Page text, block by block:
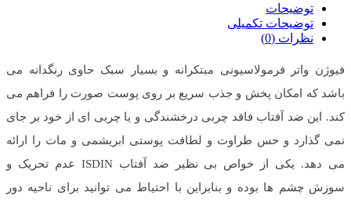
توضیحات
توضیحات تکمیلی
نظرات (0)
فیوژن واتر فرمولاسیونی مبتکرانه و بسیار سبک حاوی رنگدانه می
باشد که امکان پخش و جذب سریع بر روی پوست صورت را فراهم می
کند. این ضد آفتاب فاقد چربی درخشندگی و یا چربی ای از خود بر جای
نمی گذارد و حس طراوت و لطافت پوستی ابریشمی و مات را ارائه
می دهد. یکی از خواص بی نظیر ضد آفتاب ISDIN عدم تحریک و
سوزش چشم ها بوده و بنابراین با احتیاط می توانید برای ناحیه دور